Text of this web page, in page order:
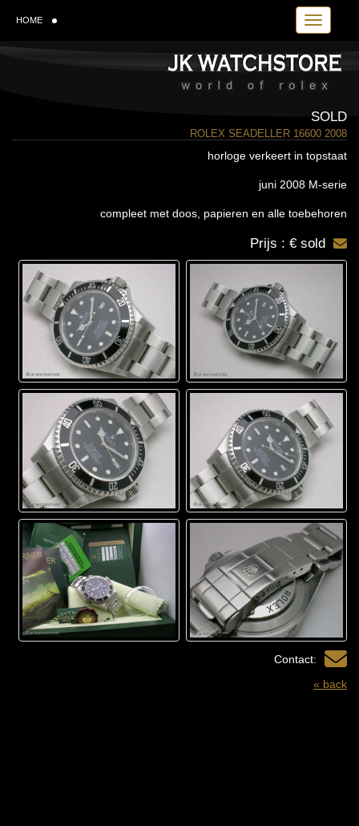
Toggle
HOME
SOLD
ROLEX SEADELLER 16600 2008
horloge verkeert in topstaat
juni 2008 M-serie
compleet met doos, papieren en alle toebehoren
Prijs : € sold
Contact:
« back